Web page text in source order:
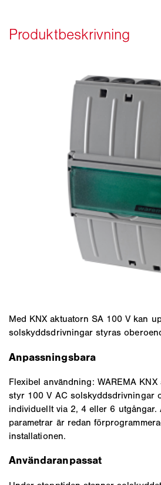
Med KNX aktuatorn SA 100 V kan
solskyddsdrivningar styras
Anpassningsbara
Flexibel användning: WAREMA
styr 100 V AC solskyddsdrivningar
individuellt via 2, 4 eller 6 utgångar.
parametrar är redan
installationen.
Användaranpassat